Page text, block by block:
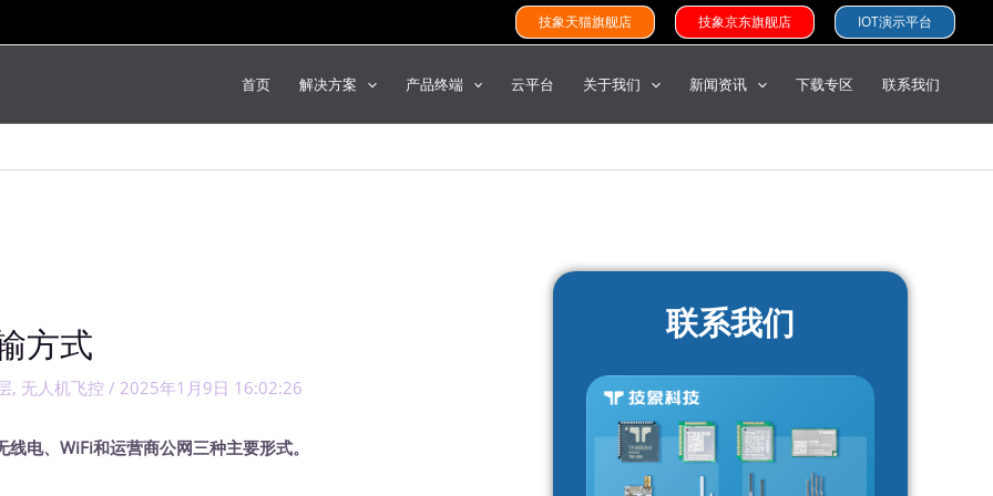
技象天猫旗舰店 技象京东旗舰店 IOT演示平台
首页 解决方案 产品终端 云平台 关于我们 新闻资讯 下载专区 联系我们
方式
, 无人机飞控 / 2025年1月9日 16:02:26
电、WiFi和运营商公网三种主要形式。
联系我们